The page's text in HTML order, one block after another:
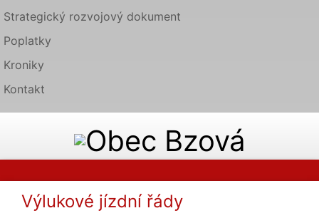
Strategický rozvojový dokument
Poplatky
Kroniky
Kontakt
Výlukové jízdní řády